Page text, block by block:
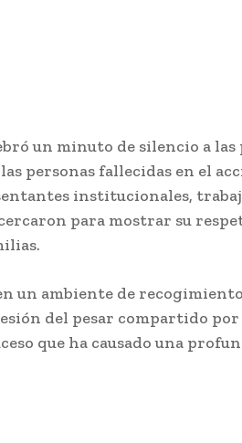
un minuto de silencio a las
personas fallecidas en el
institucionales,
para mostrar su
un ambiente de
del pesar compartido por
que ha causado una